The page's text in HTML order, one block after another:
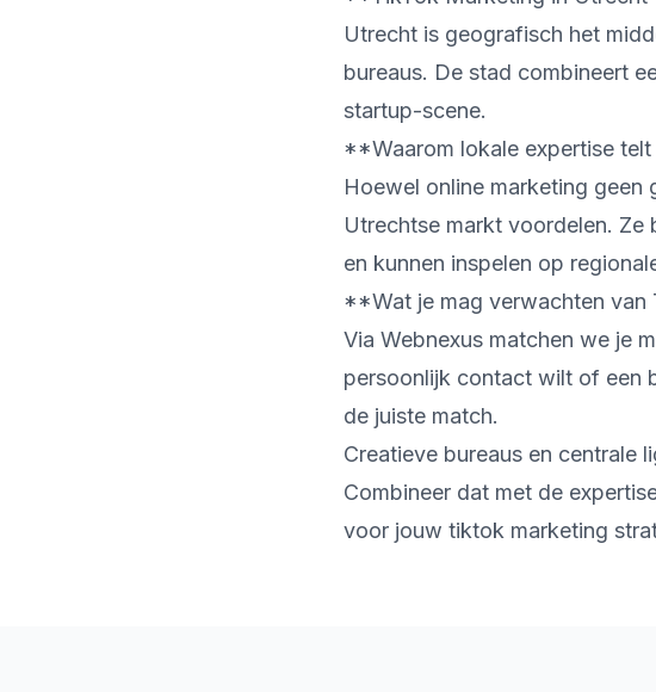
Utrecht is geografisch het
bureaus. De stad combineert
startup-scene.
**Waarom lokale expertise
Hoewel online marketing geen
Utrechtse markt voordelen. Ze
en kunnen inspelen op
**Wat je mag verwachten van
Via Webnexus matchen we je
persoonlijk contact wilt of een
de juiste match.
Creatieve bureaus en centrale
Combineer dat met de
voor jouw tiktok marketing